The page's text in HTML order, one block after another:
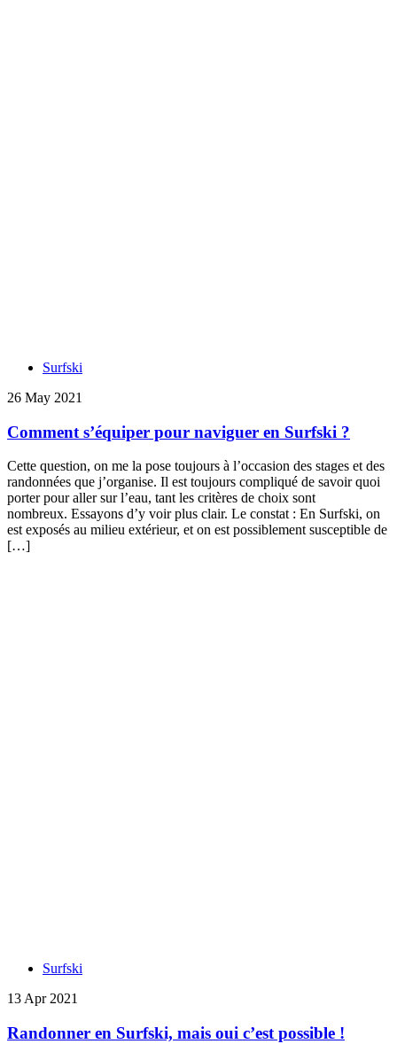
Surfski
26 May 2021
Comment s’équiper pour naviguer en Surfski ?
Cette question, on me la pose toujours à l’occasion des stages et des
randonnées que j’organise. Il est toujours compliqué de savoir quoi
porter pour aller sur l’eau, tant les critères de choix sont
nombreux. Essayons d’y voir plus clair. Le constat : En Surfski, on
est exposés au milieu extérieur, et on est possiblement susceptible de
[…]
Surfski
13 Apr 2021
Randonner en Surfski, mais oui c’est possible !